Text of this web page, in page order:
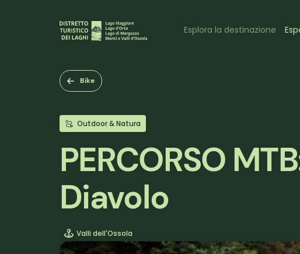
Esplora la destinazione
Bike
Outdoor & Natura
PERCORSO
Diavolo
Valli dell'Ossola